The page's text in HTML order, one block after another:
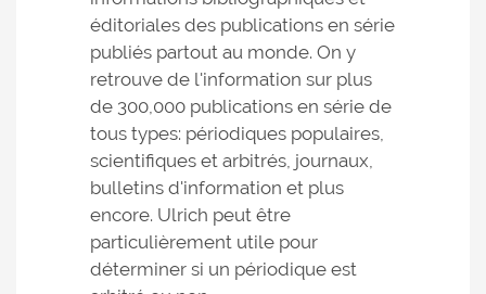
éditoriales des publications en série
publiés partout au monde. On y
retrouve de l'information sur plus
de 300,000 publications en série de
tous types: périodiques populaires,
scientifiques et arbitrés, journaux,
bulletins d'information et plus
encore. Ulrich peut être
particulièrement utile pour
déterminer si un périodique est